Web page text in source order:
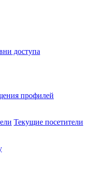
доступа
профилей
Текущие посетители